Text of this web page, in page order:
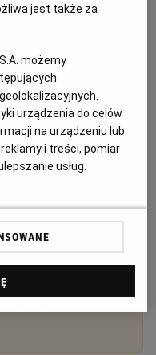
na wymianę
jest także za
możemy
urządzenia do celów
na urządzeniu lub
i treści, pomiar
i ulepszanie usług.